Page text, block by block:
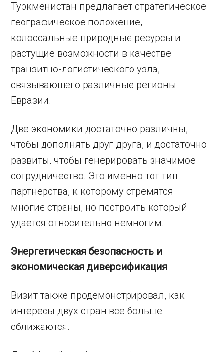
Туркменистан предлагает стратегическое
географическое положение,
колоссальные природные ресурсы и
растущие возможности в качестве
транзитно-логистического узла,
связывающего различные регионы
Евразии.
Две экономики достаточно различны,
чтобы дополнять друг друга, и достаточно
развиты, чтобы генерировать значимое
сотрудничество. Это именно тот тип
партнерства, к которому стремятся
многие страны, но построить который
удается относительно немногим.
Энергетическая безопасность и
экономическая диверсификация
Визит также продемонстрировал, как
интересы двух стран все больше
сближаются.